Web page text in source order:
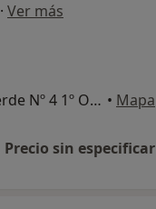
· Ver más
C/ Profesor Filgueira Valverde Nº 4 1º Of.2, Pontevedra • Mapa
Precio sin especificar